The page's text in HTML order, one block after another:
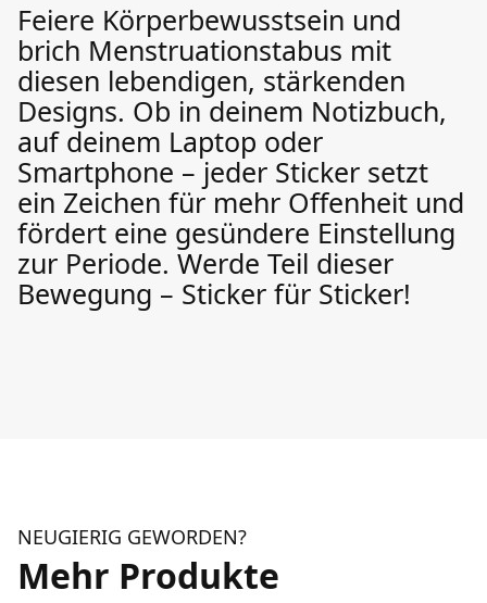
Feiere Körperbewusstsein und
brich Menstruationstabus mit
diesen lebendigen, stärkenden
Designs. Ob in deinem Notizbuch,
auf deinem Laptop oder
Smartphone – jeder Sticker setzt
ein Zeichen für mehr Offenheit und
fördert eine gesündere Einstellung
zur Periode. Werde Teil dieser
Bewegung – Sticker für Sticker!
NEUGIERIG GEWORDEN?
Mehr Produkte